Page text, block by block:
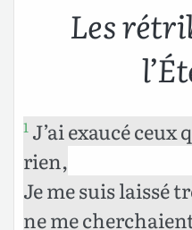
Les
1 J’ai exaucé
rien,
Je me suis laissé
ne me